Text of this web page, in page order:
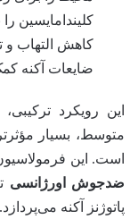
کلیندامایسین
کاهش التهاب و
ضایعات آکنه
این رویکرد
متوسط، بسیار
است. این
ضدجوش اورژانسی
پاتوژنز آکنه می‌پردازد.